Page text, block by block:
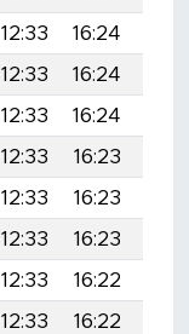
12:33 16:24
12:33 16:24
12:33 16:24
12:33 16:23
12:33 16:23
12:33 16:23
12:33 16:22
12:33 16:22